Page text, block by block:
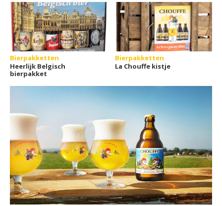
Bierpakketten
Heerlijk Belgisch
bierpakket
Bierpakketten
La Chouffe kistje